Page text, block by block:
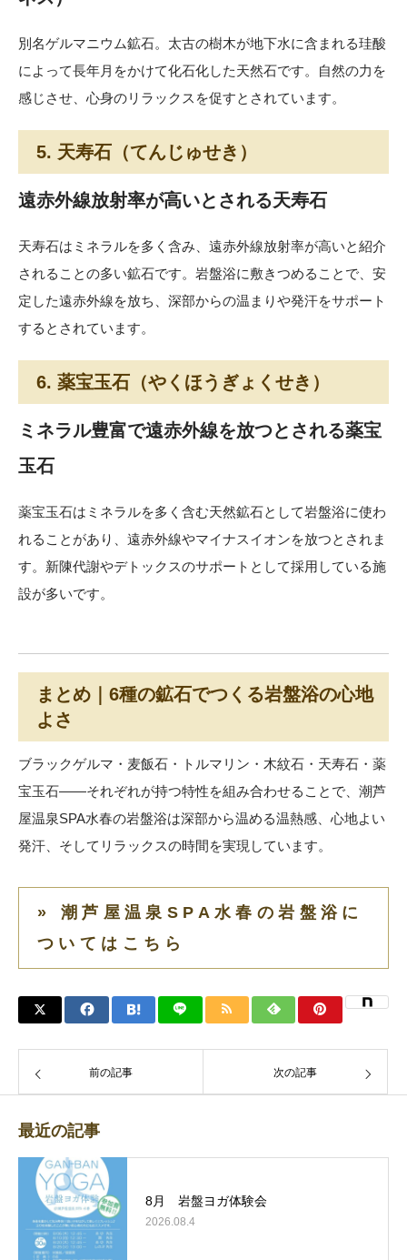
別名ゲルマニウム鉱石。太古の樹木が地下水に含まれる珪酸
によって長年月をかけて化石化した天然石です。自然の力を
感じさせ、心身のリラックスを促すとされています。
5. 天寿石（てんじゅせき）
遠赤外線放射率が高いとされる天寿石
天寿石はミネラルを多く含み、遠赤外線放射率が高いと紹介
されることの多い鉱石です。岩盤浴に敷きつめることで、安
定した遠赤外線を放ち、深部からの温まりや発汗をサポート
するとされています。
6. 薬宝玉石（やくほうぎょくせき）
ミネラル豊富で遠赤外線を放つとされる薬宝
玉石
薬宝玉石はミネラルを多く含む天然鉱石として岩盤浴に使わ
れることがあり、遠赤外線やマイナスイオンを放つとされま
す。新陳代謝やデトックスのサポートとして採用している施
設が多いです。
まとめ｜6種の鉱石でつくる岩盤浴の心地
よさ
ブラックゲルマ・麦飯石・トルマリン・木紋石・天寿石・薬
宝玉石――それぞれが持つ特性を組み合わせることで、潮芦
屋温泉SPA水春の岩盤浴は深部から温める温熱感、心地よい
発汗、そしてリラックスの時間を実現しています。
» 潮芦屋温泉SPA水春の岩盤浴に
ついてはこちら
前の記事 次の記事
最近の記事
8月 岩盤ヨガ体験会
2026.08.4